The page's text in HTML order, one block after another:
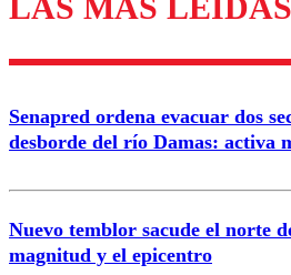
diálogo
Correo
LAS MÁS LEÍDAS
Senapred ordena evacuar dos
desborde del río Damas: activa
Nuevo temblor sacude el norte
magnitud y el epicentro